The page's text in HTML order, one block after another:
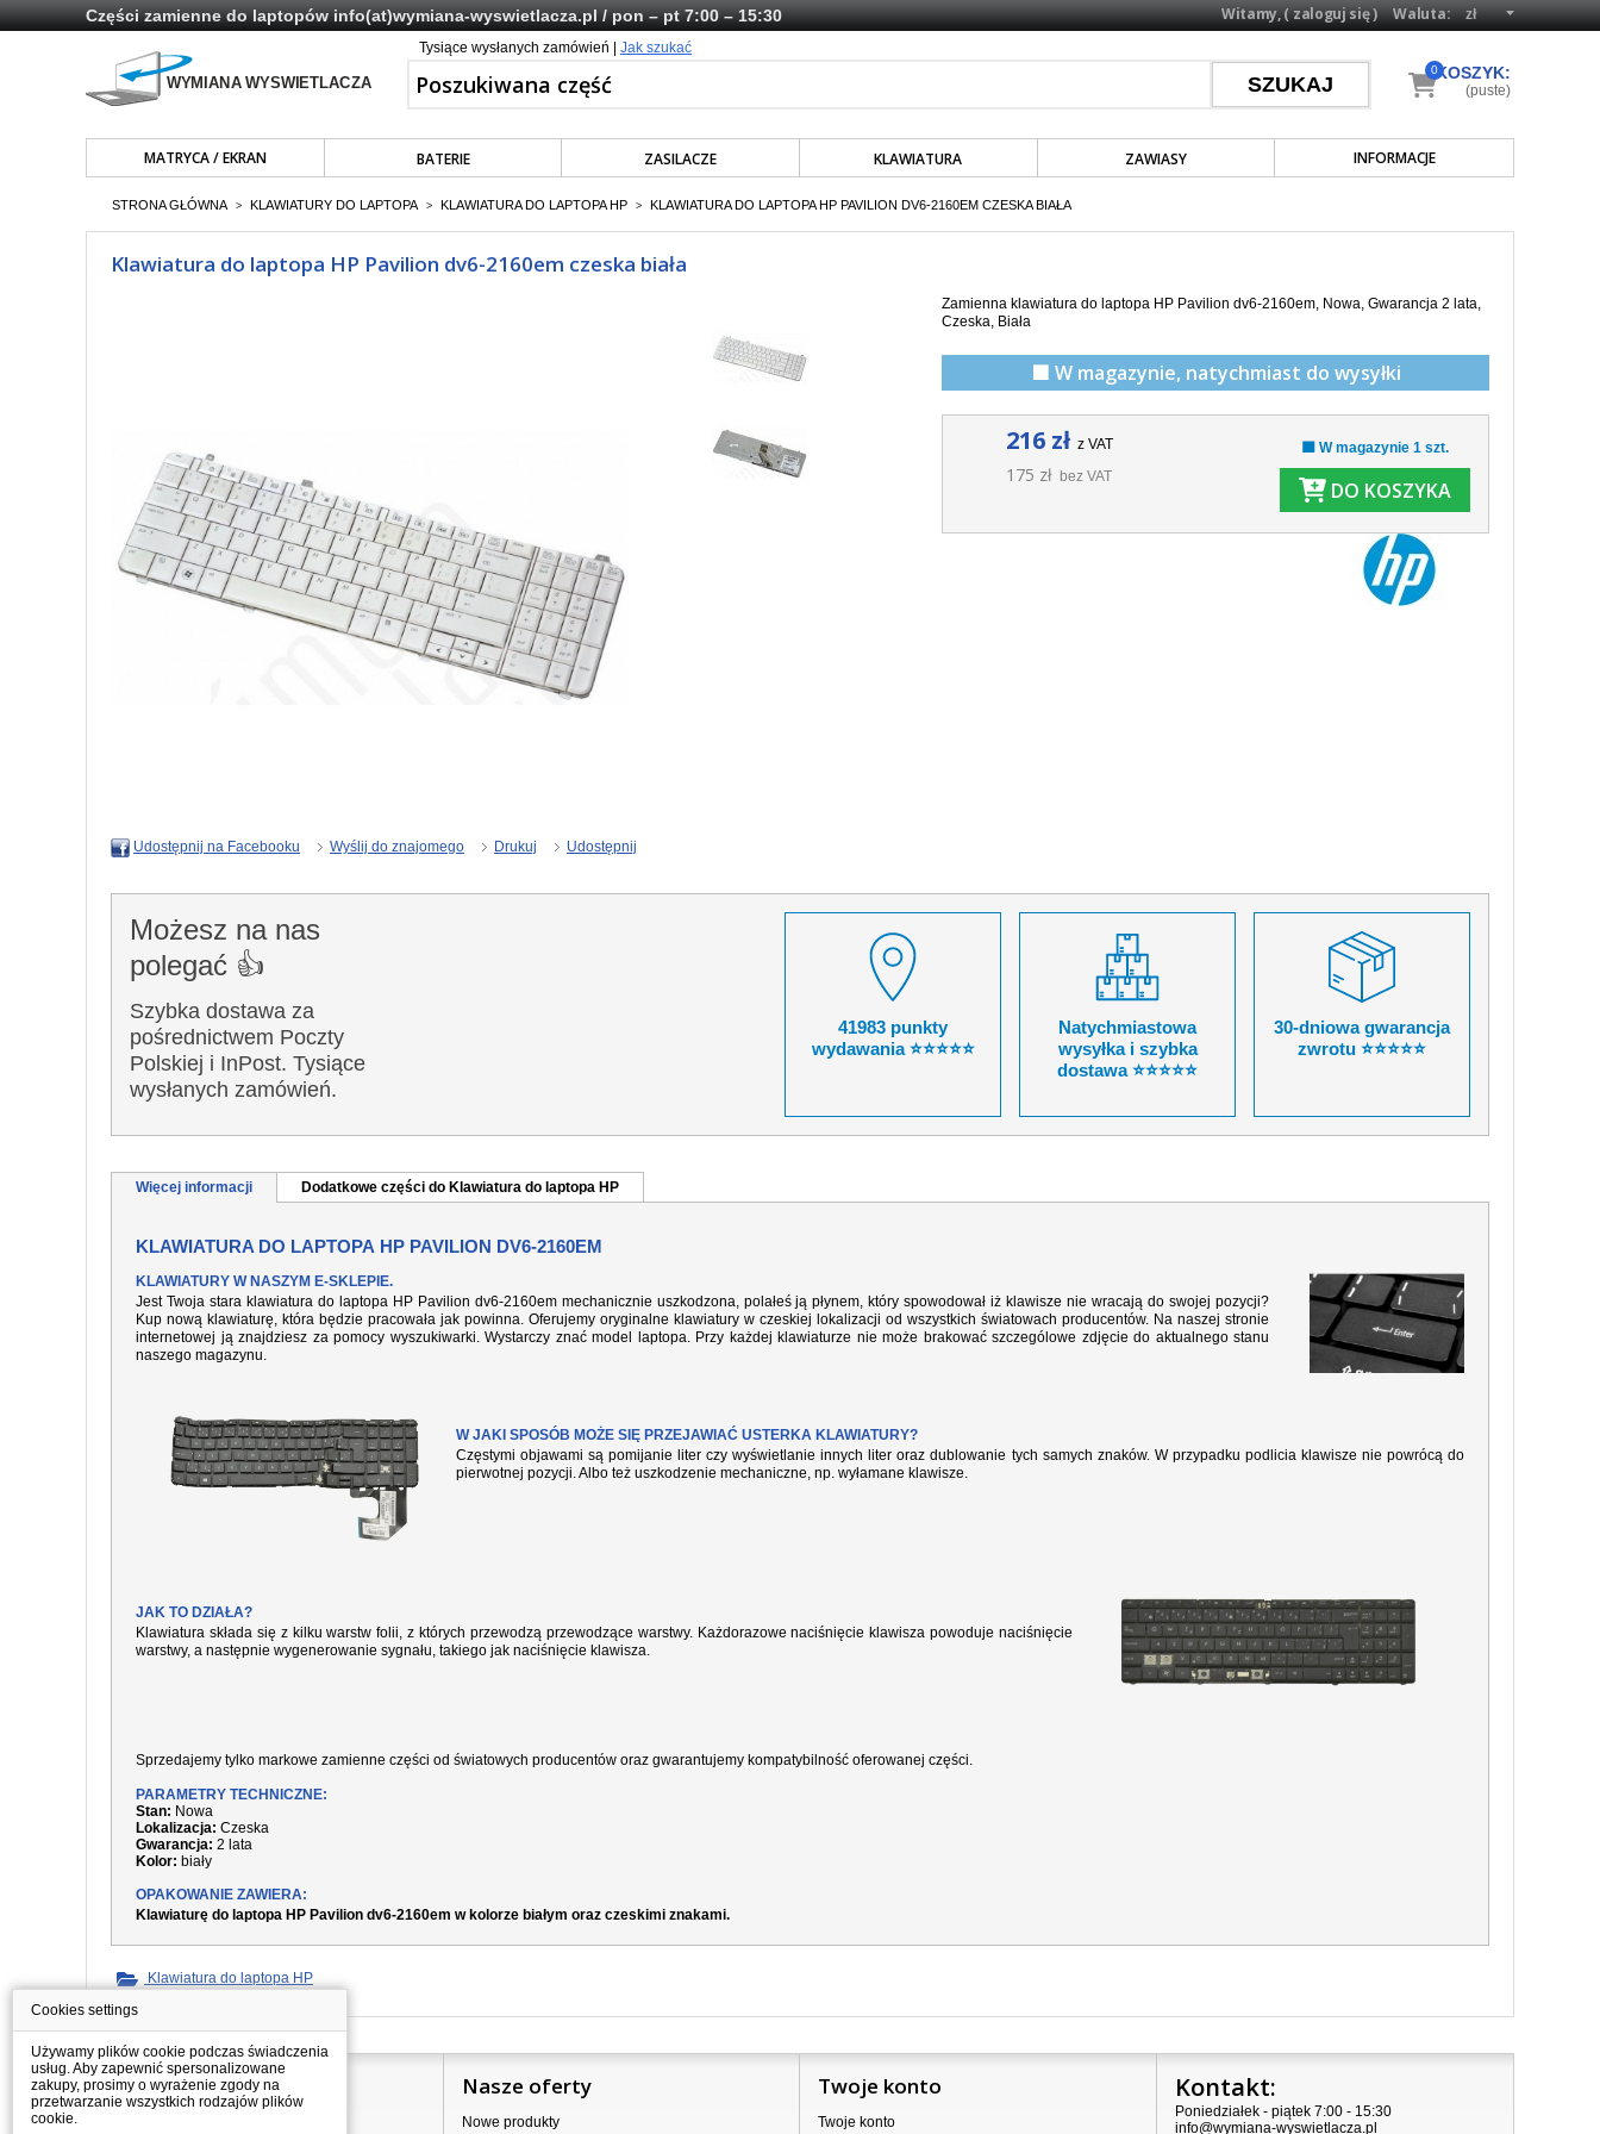
Części zamienne do laptopówinfo(at)wymiana-wyswietlacza.pl/ pon – pt 7:00 – 15:30 Waluta:
Witamy, (zaloguj się)
Tysiące wysłanych zamówień | Jak szukać
MATRYCA / EKRAN BATERIE ZASILACZE KLAWIATURA ZAWIASY INFORMACJE
KOSZYK:
0
(puste)
STRONA GŁÓWNA > KLAWIATURY DO LAPTOPA > KLAWIATURA DO LAPTOPA HP > KLAWIATURA DO LAPTOPA HP PAVILION DV6-2160EM CZESKA BIAŁA
Klawiatura do laptopa HP Pavilion dv6-2160em czeska biała
Zamienna klawiatura do laptopa HP Pavilion dv6-2160em, Nowa, Gwarancja 2 lata,
Czeska, Biała
🟩 W magazynie, natychmiast do wysyłki
216 zł z VAT
175 zł bez VAT
🟩 W magazynie 1 szt.
DO KOSZYKA
Udostępnij na Facebooku Wyślij do znajomego Drukuj Udostępnij
Możesz na nas
polegać 👍
Szybka dostawa za
pośrednictwem Poczty
Polskiej i InPost. Tysiące
wysłanych zamówień.
41983 punkty
wydawania ⭐⭐⭐⭐⭐
Natychmiastowa
wysyłka i szybka
dostawa ⭐⭐⭐⭐⭐
30-dniowa gwarancja
zwrotu ⭐⭐⭐⭐⭐
Więcej informacji Dodatkowe części do Klawiatura do laptopa HP
KLAWIATURA DO LAPTOPA HP PAVILION DV6-2160EM
KLAWIATURY W NASZYM E-SKLEPIE.
Jest Twoja stara klawiatura do laptopa HP Pavilion dv6-2160em mechanicznie uszkodzona, polałeś ją płynem, który spowodował iż klawisze nie wracają do swojej pozycji?
Kup nową klawiaturę, która będzie pracowała jak powinna. Oferujemy oryginalne klawiatury w czeskiej lokalizacji od wszystkich światowach producentów. Na naszej stronie
internetowej ją znajdziesz za pomocy wyszukiwarki. Wystarczy znać model laptopa. Przy każdej klawiaturze nie może brakować szczególowe zdjęcie do aktualnego stanu
naszego magazynu.
W JAKI SPOSÓB MOŻE SIĘ PRZEJAWIAĆ USTERKA KLAWIATURY?
Częstymi objawami są pomijanie liter czy wyświetlanie innych liter oraz dublowanie tych samych znaków. W przypadku podlicia klawisze nie powrócą do
pierwotnej pozycji. Albo też uszkodzenie mechaniczne, np. wyłamane klawisze.
JAK TO DZIAŁA?
Klawiatura składa się z kilku warstw folii, z których przewodzą przewodzące warstwy. Każdorazowe naciśnięcie klawisza powoduje naciśnięcie
warstwy, a następnie wygenerowanie sygnału, takiego jak naciśnięcie klawisza.
Sprzedajemy tylko markowe zamienne części od światowych producentów oraz gwarantujemy kompatybilność oferowanej części.
PARAMETRY TECHNICZNE:
Stan: Nowa
Lokalizacja: Czeska
Gwarancja: 2 lata
Kolor: biały
OPAKOWANIE ZAWIERA:
Klawiaturę do laptopa HP Pavilion dv6-2160em w kolorze białym oraz czeskimi znakami.
Klawiatura do laptopa HP
Informacje Nasze oferty
Nowe produkty
Twoje konto
Twoje konto
Kontakt:
Poniedziałek - piątek 7:00 - 15:30
info@wymiana-wyswietlacza.pl
Cookies settings
Używamy plików cookie podczas świadczenia
usług. Aby zapewnić spersonalizowane
zakupy, prosimy o wyrażenie zgody na
przetwarzanie wszystkich rodzajów plików
cookie.